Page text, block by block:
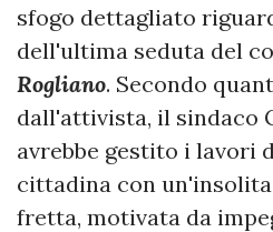
sfogo dettagliato
dell'ultima seduta del
Rogliano. Secondo
dall'attivista, il sindaco
avrebbe gestito i lavori
cittadina con
fretta, motivata da